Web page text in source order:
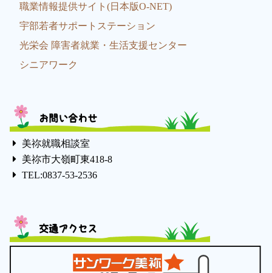
職業情報提供サイト(日本版O-NET)
宇部若者サポートステーション
光栄会 障害者就業・生活支援センター
シニアワーク
お問い合わせ
美祢就職相談室
美祢市大嶺町東418-8
TEL:0837-53-2536
交通アクセス